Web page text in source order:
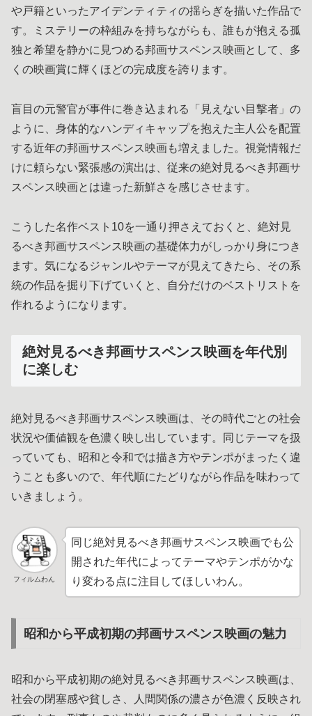
や戸籍といったアイデンティティの揺らぎを描いた作品で
す。ミステリーの枠組みを持ちながらも、誰もが抱える孤
独と希望を静かに見つめる邦画サスペンス映画として、多
くの映画賞に輝くほどの完成度を誇ります。
盲目の元警官が事件に巻き込まれる「見えない目撃者」の
ように、身体的なハンディキャップを抱えた主人公を配置
する近年の邦画サスペンス映画も増えました。視覚情報だ
けに頼らない緊張感の演出は、従来の絶対見るべき邦画サ
スペンス映画とは違った新鮮さを感じさせます。
こうした名作ベスト10を一通り押さえておくと、絶対見
るべき邦画サスペンス映画の基礎体力がしっかり身につき
ます。気になるジャンルやテーマが見えてきたら、その系
統の作品を掘り下げていくと、自分だけのベストリストを
作れるようになります。
絶対見るべき邦画サスペンス映画を年代別
に楽しむ
絶対見るべき邦画サスペンス映画は、その時代ごとの社会
状況や価値観を色濃く映し出しています。同じテーマを扱
っていても、昭和と令和では描き方やテンポがまったく違
うことも多いので、年代順にたどりながら作品を味わって
いきましょう。
フィルムわん
同じ絶対見るべき邦画サスペンス映画でも公
開された年代によってテーマやテンポがかな
り変わる点に注目してほしいわん。
昭和から平成初期の邦画サスペンス映画の魅力
昭和から平成初期の絶対見るべき邦画サスペンス映画は、
社会の閉塞感や貧しさ、人間関係の濃さが色濃く反映され